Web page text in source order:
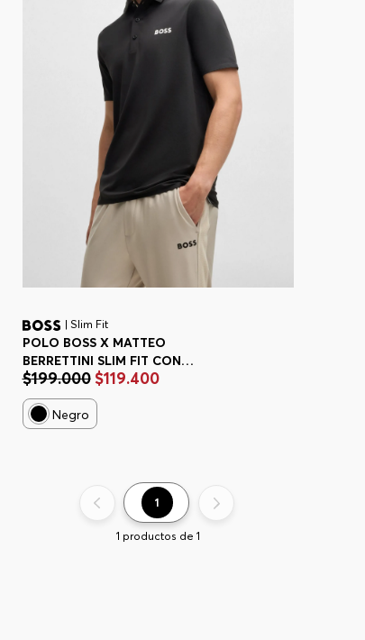
| Slim Fit
POLO BOSS X MATTEO
BERRETTINI SLIM FIT CON
PROTECCIÓN UV POLO SLIM FIT
HOMBRE
$199.000 $119.400
Negro
1
1 productos de 1